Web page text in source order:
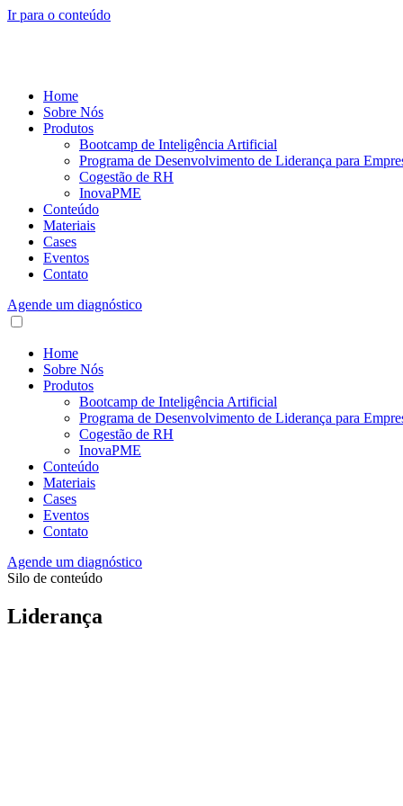
Ir para o conteúdo
Home
Sobre Nós
Produtos
Bootcamp de Inteligência Artificial
Programa de Desenvolvimento de Liderança para
Cogestão de RH
InovaPME
Conteúdo
Materiais
Cases
Eventos
Contato
Agende um diagnóstico
Home
Sobre Nós
Produtos
Bootcamp de Inteligência Artificial
Programa de Desenvolvimento de Liderança para
Cogestão de RH
InovaPME
Conteúdo
Materiais
Cases
Eventos
Contato
Agende um diagnóstico
Silo de conteúdo
Liderança